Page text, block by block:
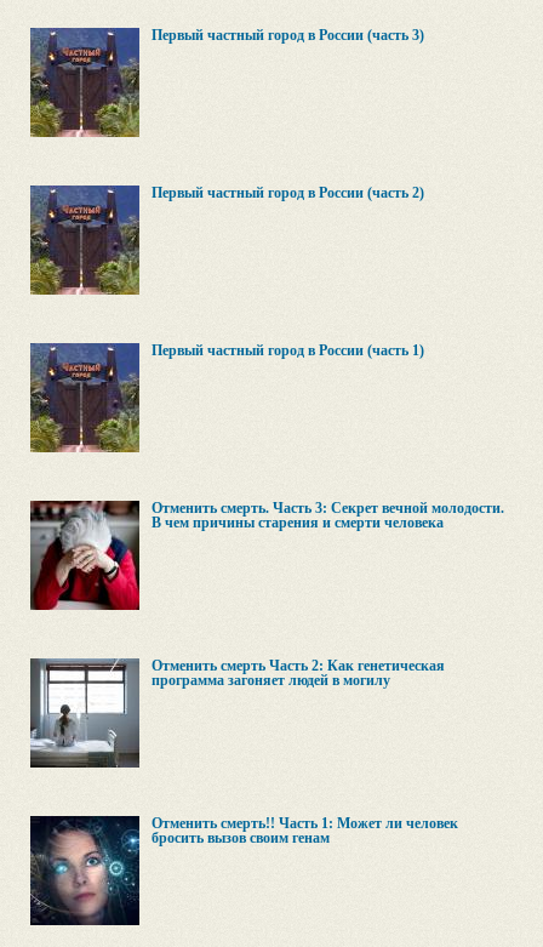
Первый частный город в России (часть 3)
Первый частный город в России (часть 2)
Первый частный город в России (часть 1)
Отменить смерть. Часть 3: Секрет вечной молодости.
В чем причины старения и смерти человека
Отменить смерть Часть 2: Как генетическая
программа загоняет людей в могилу
Отменить смерть!! Часть 1: Может ли человек
бросить вызов своим генам